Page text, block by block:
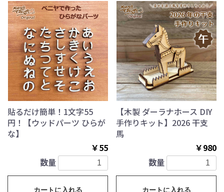
貼るだけ簡単！1文字55
円！【ウッドパーツ ひらが
な】
￥55
数量
カートに入れる
【木製 ダーラナホース DIY
手作りキット】2026 干支
馬
￥980
数量
カートに入れる